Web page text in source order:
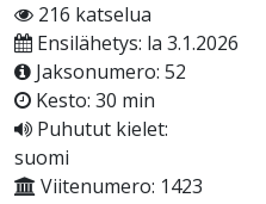
216 katselua
Ensilähetys: la 3.1.2026
Jaksonumero: 52
Kesto: 30 min
Puhutut kielet:
suomi
Viitenumero: 1423